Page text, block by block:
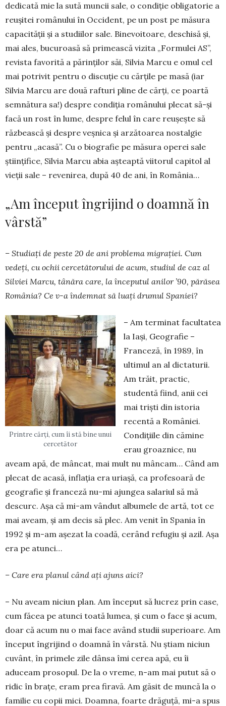
dedicată mie la sută muncii sale, o condiție obligatorie a
reușitei românului în Occident, pe un post pe măsura
capacității și a studiilor sale. Binevoitoare, deschisă și,
mai ales, bucuroasă să primească vizita „Formulei AS”,
revista favorită a părinților săi, Silvia Marcu e omul cel
mai potrivit pentru o discuție cu cărțile pe masă (iar
Silvia Marcu are două rafturi pline de cărți, ce poartă
semnătura sa!) despre condiția românului plecat să-și
facă un rost în lume, despre felul în care reușește să
răzbească și despre veșnica și arzătoarea nostalgie
pentru „acasă”. Cu o biografie pe măsura operei sale
științifice, Silvia Marcu abia așteaptă viitorul capitol al
vieții sale – revenirea, după 40 de ani, în România…
„Am început îngrijind o doamnă în
vârstă”
– Studiați de peste 20 de ani problema migrației. Cum
vedeți, cu ochii cercetătorului de acum, studiul de caz al
Silviei Marcu, tânăra care, la începutul anilor ’90, părăsea
România? Ce v-a îndemnat să luați drumul Spaniei?
Printre cărți, cum îi stă bine unui
cercetător
– Am terminat facultatea
la Iași, Geografie –
Franceză, în 1989, în
ultimul an al dictaturii.
Am trăit, practic,
studentă fiind, anii cei
mai triști din istoria
recentă a României.
Condițiile din cămine
erau groaznice, nu
aveam apă, de mâncat, mai mult nu mâncam… Când am
plecat de acasă, inflația era uriașă, ca profesoară de
geografie și franceză nu-mi ajungea salariul să mă
descurc. Așa că mi-am vândut albumele de artă, tot ce
mai aveam, și am decis să plec. Am venit în Spania în
1992 și m-am așezat la coadă, cerând refugiu și azil. Așa
era pe atunci…
– Care era planul când ați ajuns aici?
– Nu aveam niciun plan. Am început să lucrez prin case,
cum făcea pe atunci toată lumea, și cum o face și acum,
doar că acum nu o mai face având studii superioare. Am
început îngrijind o doamnă în vârstă. Nu știam niciun
cuvânt, în primele zile dânsa îmi cerea apă, eu îi
aduceam prosopul. De la o vreme, n-am mai putut să o
ridic în brațe, eram prea firavă. Am găsit de muncă la o
familie cu copii mici. Doamna, foarte drăguță, mi-a spus